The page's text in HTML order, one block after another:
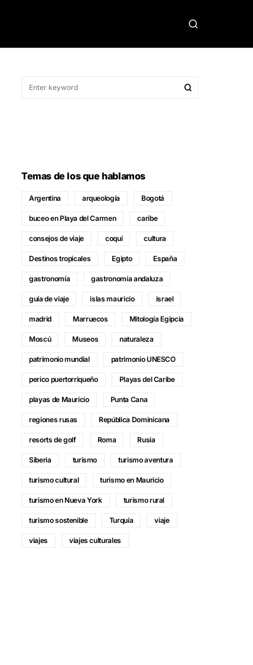
Temas de los que hablamos
Argentina arqueología Bogotá
buceo en Playa del Carmen caribe
consejos de viaje coquí cultura
Destinos tropicales Egipto España
gastronomía gastronomía andaluza
guía de viaje islas mauricio israel
madrid Marruecos Mitología Egipcia
Moscú Museos naturaleza
patrimonio mundial patrimonio UNESCO
perico puertorriqueño Playas del Caribe
playas de Mauricio Punta Cana
regiones rusas República Dominicana
resorts de golf Roma Rusia
Siberia turismo turismo aventura
turismo cultural turismo en Mauricio
turismo en Nueva York turismo rural
turismo sostenible Turquía viaje
viajes viajes culturales